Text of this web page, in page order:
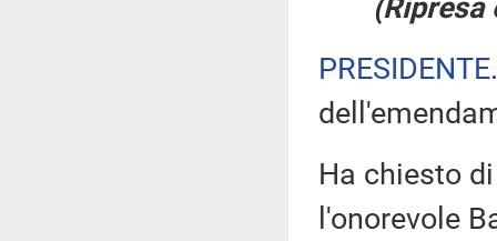
PRESIDENTE
Ha chiesto
l'onorevole